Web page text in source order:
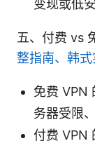
变现或低
五、付费 vs
整指南、韩
免费 VPN
务器受限
付费 VPN